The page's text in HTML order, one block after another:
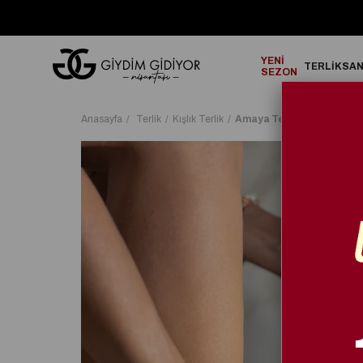
YENİ
SEZON
TERLİK
Anasayfa Terlik Kışlık Terlik Amaya Terlik Siyah